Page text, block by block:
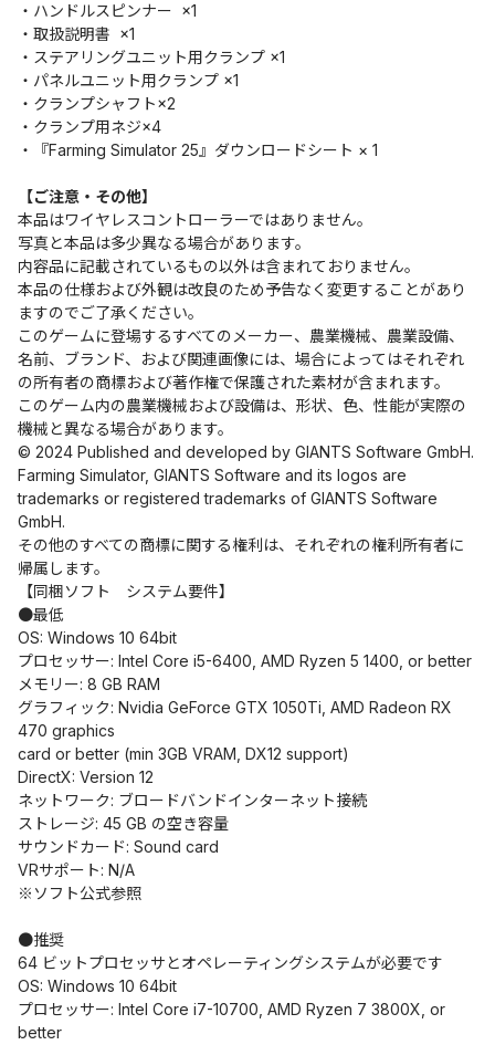
・ハンドルスピンナー ×1
・取扱説明書 ×1
・ステアリングユニット用クランプ ×1
・パネルユニット用クランプ ×1
・クランプシャフト×2
・クランプ用ネジ×4
・『Farming Simulator 25』ダウンロードシート × 1
【ご注意・その他】
本品はワイヤレスコントローラーではありません。
写真と本品は多少異なる場合があります。
内容品に記載されているもの以外は含まれておりません。
本品の仕様および外観は改良のため予告なく変更することがあり
ますのでご了承ください。
このゲームに登場するすべてのメーカー、農業機械、農業設備、
名前、ブランド、および関連画像には、場合によってはそれぞれ
の所有者の商標および著作権で保護された素材が含まれます。
このゲーム内の農業機械および設備は、形状、色、性能が実際の
機械と異なる場合があります。
© 2024 Published and developed by GIANTS Software GmbH.
Farming Simulator, GIANTS Software and its logos are
trademarks or registered trademarks of GIANTS Software
GmbH.
その他のすべての商標に関する権利は、それぞれの権利所有者に
帰属します。
【同梱ソフト システム要件】
●最低
OS: Windows 10 64bit
プロセッサー: Intel Core i5-6400, AMD Ryzen 5 1400, or better
メモリー: 8 GB RAM
グラフィック: Nvidia GeForce GTX 1050Ti, AMD Radeon RX
470 graphics
card or better (min 3GB VRAM, DX12 support)
DirectX: Version 12
ネットワーク: ブロードバンドインターネット接続
ストレージ: 45 GB の空き容量
サウンドカード: Sound card
VRサポート: N/A
※ソフト公式参照
●推奨
64 ビットプロセッサとオペレーティングシステムが必要です
OS: Windows 10 64bit
プロセッサー: Intel Core i7-10700, AMD Ryzen 7 3800X, or
better